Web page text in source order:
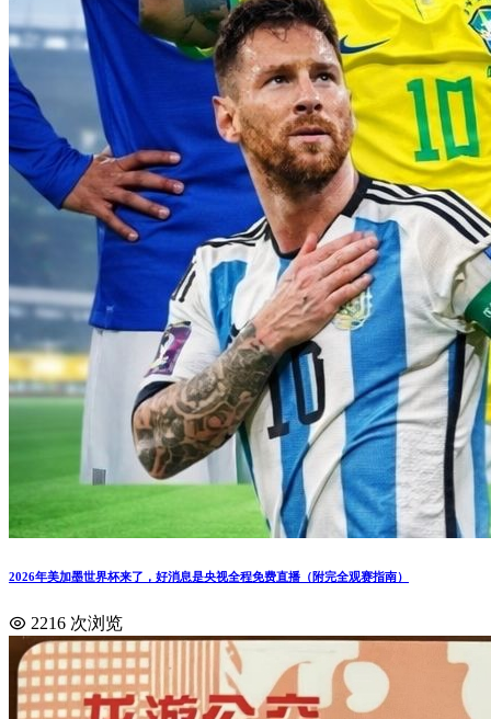
2026年美加墨世界杯来了，好消息是央视全程免费直播（附完全观赛指南）
2216 次浏览